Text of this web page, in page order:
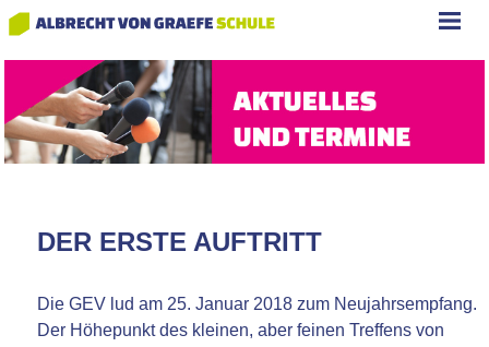
DER ERSTE AUFTRITT
Die GEV lud am 25. Januar 2018 zum Neujahrsempfang.
Der Höhepunkt des kleinen, aber feinen Treffens von